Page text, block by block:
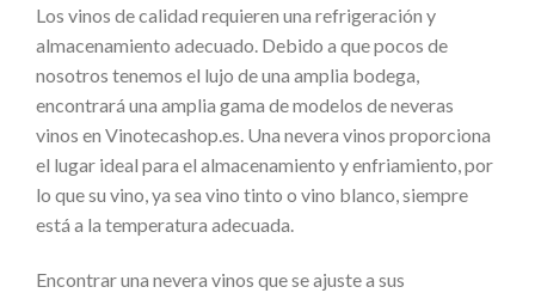
Los vinos de calidad requieren una refrigeración y
almacenamiento adecuado. Debido a que pocos de
nosotros tenemos el lujo de una amplia bodega,
encontrará una amplia gama de modelos de neveras
vinos en Vinotecashop.es. Una nevera vinos proporciona
el lugar ideal para el almacenamiento y enfriamiento, por
lo que su vino, ya sea vino tinto o vino blanco, siempre
está a la temperatura adecuada.
Encontrar una nevera vinos que se ajuste a sus